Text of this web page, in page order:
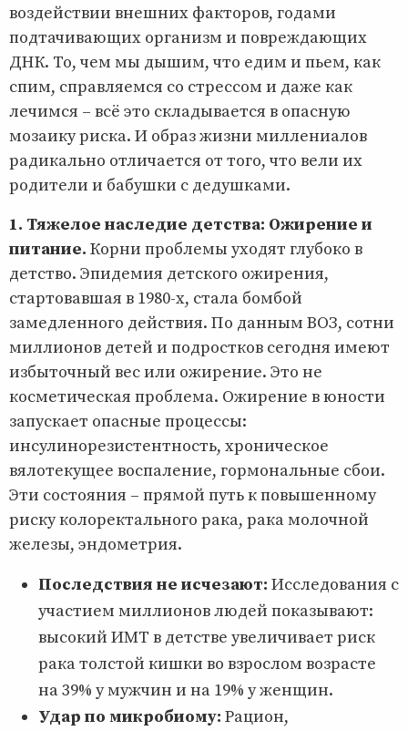
воздействии внешних факторов, годами
подтачивающих организм и повреждающих
ДНК. То, чем мы дышим, что едим и пьем, как
спим, справляемся со стрессом и даже как
лечимся – всё это складывается в опасную
мозаику риска. И образ жизни миллениалов
радикально отличается от того, что вели их
родители и бабушки с дедушками.
1. Тяжелое наследие детства: Ожирение и
питание. Корни проблемы уходят глубоко в
детство. Эпидемия детского ожирения,
стартовавшая в 1980-х, стала бомбой
замедленного действия. По данным ВОЗ, сотни
миллионов детей и подростков сегодня имеют
избыточный вес или ожирение. Это не
косметическая проблема. Ожирение в юности
запускает опасные процессы:
инсулинорезистентность, хроническое
вялотекущее воспаление, гормональные сбои.
Эти состояния – прямой путь к повышенному
риску колоректального рака, рака молочной
железы, эндометрия.
Последствия не исчезают: Исследования с
участием миллионов людей показывают:
высокий ИМТ в детстве увеличивает риск
рака толстой кишки во взрослом возрасте
на 39% у мужчин и на 19% у женщин.
Удар по микробиому: Рацион,